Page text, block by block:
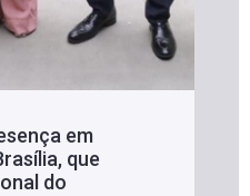
em
que
do